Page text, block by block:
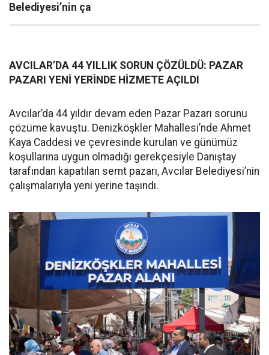
Belediyesi’nin ça
AVCILAR’DA 44 YILLIK SORUN ÇÖZÜLDÜ: PAZAR
PAZARI YENİ YERİNDE HİZMETE AÇILDI
Avcılar’da 44 yıldır devam eden Pazar Pazarı sorunu
çözüme kavuştu. Denizköşkler Mahallesi’nde Ahmet
Kaya Caddesi ve çevresinde kurulan ve günümüz
koşullarına uygun olmadığı gerekçesiyle Danıştay
tarafından kapatılan semt pazarı, Avcılar Belediyesi’nin
çalışmalarıyla yeni yerine taşındı.